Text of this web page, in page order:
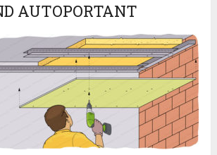
AUTOPORTANT